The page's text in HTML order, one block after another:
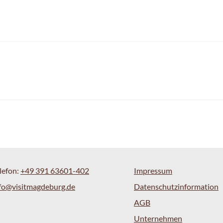
+49 391 63601-402
Impressum
Datenschutzinformation
AGB
Unternehmen